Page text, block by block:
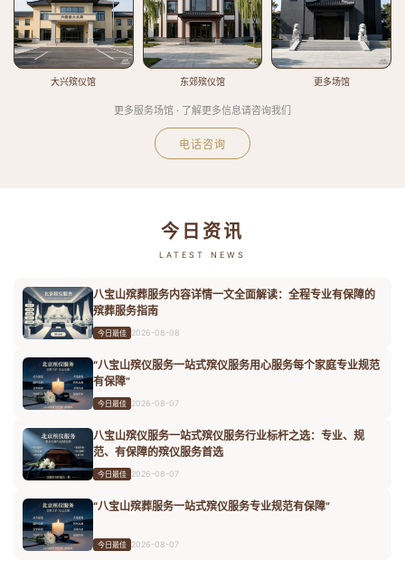
大兴殡仪馆 东郊殡仪馆 更多场馆
更多服务场馆 · 了解更多信息请咨询我们
电话咨询
今日资讯
LATEST NEWS
八宝山殡葬服务内容详情一文全面解读：全程专业有保障的
殡葬服务指南
今日最佳 2026-08-08
“八宝山殡仪服务一站式殡仪服务用心服务每个家庭专业规范
有保障”
今日最佳 2026-08-07
八宝山殡仪服务一站式殡仪服务行业标杆之选：专业、规
范、有保障的殡仪服务首选
今日最佳 2026-08-07
“八宝山殡葬服务一站式殡仪服务专业规范有保障”
今日最佳 2026-08-07